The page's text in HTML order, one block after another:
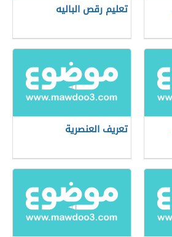
تعليم رقص الباليه
تعريف العنصرية